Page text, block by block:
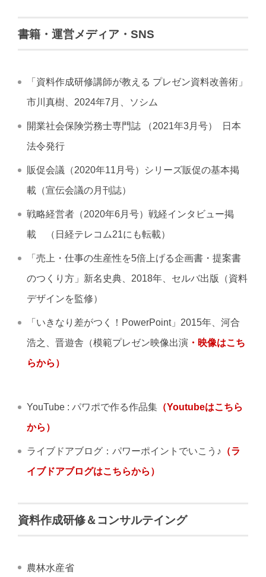
書籍・運営メディア・SNS
「資料作成研修講師が教える プレゼン資料改善術」
市川真樹、2024年7月、ソシム
開業社会保険労務士専門誌 （2021年3月号） 日本
法令発行
販促会議（2020年11月号）シリーズ販促の基本掲
載（宣伝会議の月刊誌）
戦略経営者（2020年6月号）戦経インタビュー掲
載 （日経テレコム21にも転載）
「売上・仕事の生産性を5倍上げる企画書・提案書
のつくり方」新名史典、2018年、セルバ出版（資料
デザインを監修）
「いきなり差がつく！PowerPoint」2015年、河合
浩之、晋遊舎（模範プレゼン映像出演 ・映像はこち
らから）
YouTube : パワポで作る作品集 （Youtubeはこちら
から）
ライブドアブログ：パワーポイントでいこう♪ （ラ
イブドアブログはこちらから）
資料作成研修＆コンサルテイング
農林水産省